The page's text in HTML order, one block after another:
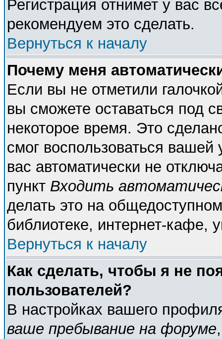
Регистрация отнимет у вас
рекомендуем это сделать.
Вернуться к началу
Почему меня
Если вы не отметили
вы сможете оставаться под
некоторое время. Это
смог воспользоваться
вас автоматически не
пункт Входить
делать это на
библиотеке, интернет-кафе,
Вернуться к началу
Как сделать, чтобы я не
пользователей?
В настройках вашего
ваше пребывание на форуме